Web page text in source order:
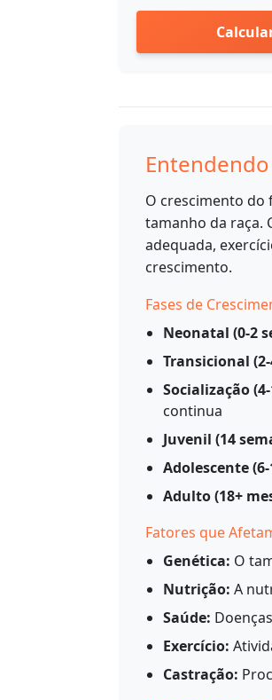
O crescimento do
tamanho da raça.
adequada,
crescimento.
Fases de
Neonatal (0-2
Transicional
Socialização
continua
Juvenil (14
Adolescente
Adulto (18+
Fatores que
Genética: O
Nutrição: A
Saúde:
Exercício:
Castração: